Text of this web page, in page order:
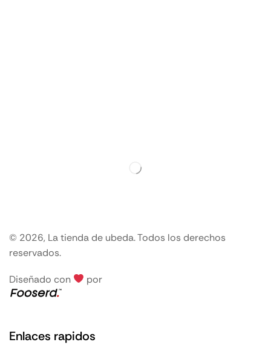
© 2026, La tienda de ubeda. Todos los derechos
reservados.
Diseñado con por
Enlaces rapidos